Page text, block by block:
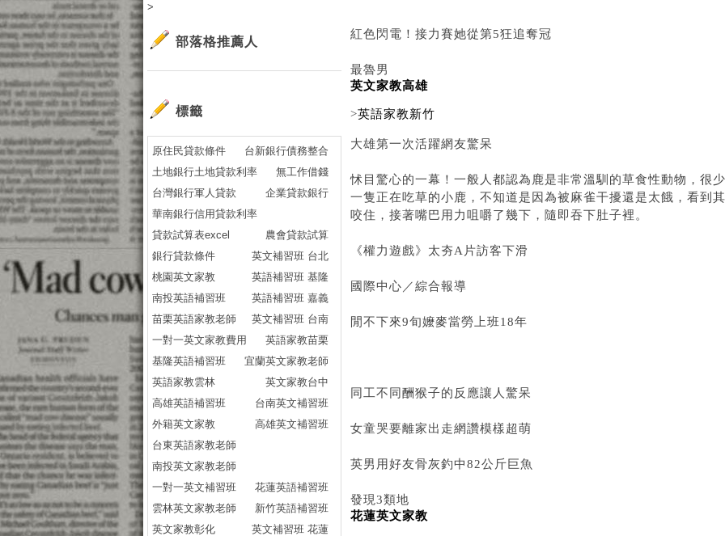
紅色閃電！接力賽她從第5狂追奪冠
最魯男
英文家教高雄
>英語家教新竹
大雄第一次活躍網友驚呆
怵目驚心的一幕！一般人都認為鹿是非常溫馴的草食性動物，很
一隻正在吃草的小鹿，不知道是因為被麻雀干擾還是太餓，看到
咬住，接著嘴巴用力咀嚼了幾下，隨即吞下肚子裡。
《權力遊戲》太夯A片訪客下滑
國際中心／綜合報導
閒不下來9旬嬤麥當勞上班18年
同工不同酬猴子的反應讓人驚呆
女童哭要離家出走網讚模樣超萌
英男用好友骨灰釣中82公斤巨魚
發現3類地
花蓮英文家教
>
部落格推薦人
標籤
原住民貸款條件
台新銀行債務整合
土地銀行土地貸款利率
無工作借錢
台灣銀行軍人貸款
企業貸款銀行
華南銀行信用貸款利率
貸款試算表excel
農會貸款試算
銀行貸款條件
英文補習班 台北
桃園英文家教
英語補習班 基隆
南投英語補習班
英語補習班 嘉義
苗栗英語家教老師
英文補習班 台南
一對一英文家教費用
英語家教苗栗
基隆英語補習班
宜蘭英文家教老師
英語家教雲林
英文家教台中
高雄英語補習班
台南英文補習班
外籍英文家教
高雄英文補習班
台東英語家教老師
南投英文家教老師
一對一英文補習班
花蓮英語補習班
雲林英文家教老師
新竹英語補習班
英文家教彰化
英文補習班 花蓮